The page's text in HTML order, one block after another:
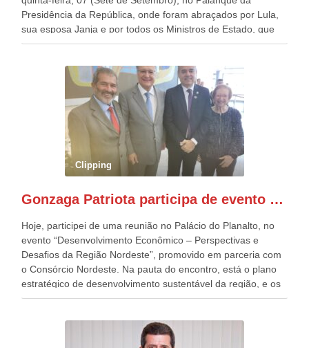
Presidência da República, onde foram abraçados por Lula,
sua esposa Janja e por todos os Ministros de Estado, que
estavam presentes, nos Desfiles da Independência da
outros desfiles, na Esplanada dos Ministérios, disse ter sido
o deste ano, o maior e o mais organizado de todos. “Há
quatro décadas, como Patriota até no nome, participo
anualmente dos desfiles de Sete de Setembro, na
Esplanada dos Ministérios, em Brasília. Este ano, o governo
preparou espaços com cadeiras e coberturas, para 30.000
pessoas, só que o número de Patriotas Brasileiros
Independentes, dobrou na Esplanada. Eu, Lula e os
Patriota.
Clipping
Gonzaga Patriota participa de evento em prol do desenvolvimento do Nordeste
Hoje, participei de uma reunião no Palácio do Planalto, no
evento “Desenvolvimento Econômico – Perspectivas e
Desafios da Região Nordeste”, promovido em parceria com
o Consórcio Nordeste. Na pauta do encontro, está o plano
estratégico de desenvolvimento sustentável da região, e os
desafios para a elaboração de políticas públicas, que
evento contou com a presença do Vice-presidente Geraldo
Alckmin, que também ocupa o Ministério do